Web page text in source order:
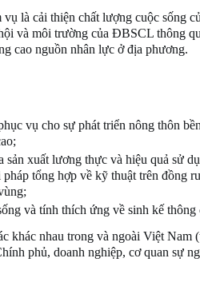
là cải thiện chất lượng cuộc sống
và môi trường của ĐBSCL thông
cao nguồn nhân lực ở địa phương.
vụ cho sự phát triển nông thôn
sản xuất lương thực và hiệu quả sử
pháp tổng hợp về kỹ thuật trên đồng
và tính thích ứng về sinh kế
khác nhau trong và ngoài Việt Nam
phủ, doanh nghiệp, cơ quan sự